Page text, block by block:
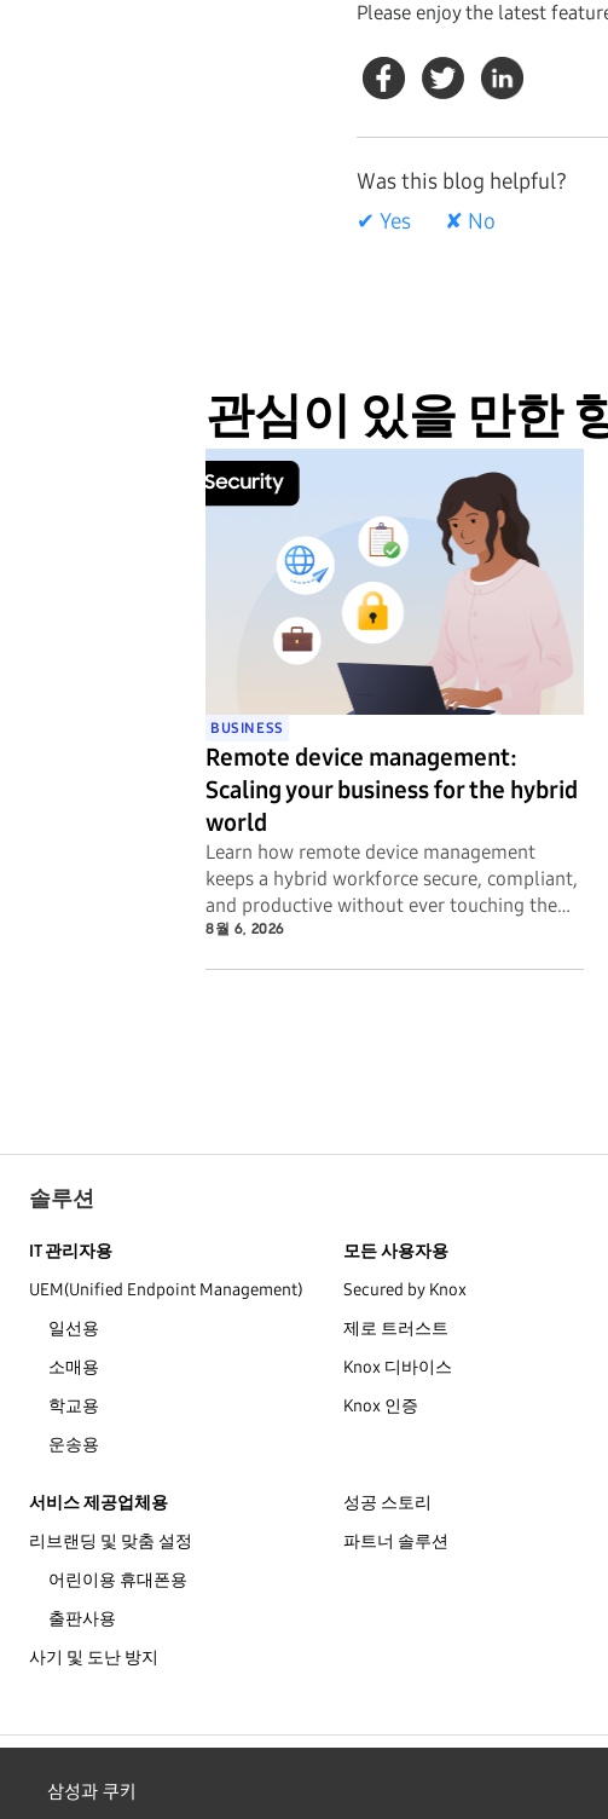
Please enjoy the latest
Was this blog helpful?
✔ Yes
✘ No
관심이 있을 만한
BUSINESS
Remote device management:
Scaling your business for the hybrid
world
Learn how remote device management
keeps a hybrid workforce secure, compliant,
and productive without ever touching the
hardware.
8월 6, 2026
솔루션
IT 관리자용
UEM(Unified Endpoint Management)
일선용
소매용
학교용
운송용
서비스 제공업체용
리브랜딩 및 맞춤 설정
어린이용 휴대폰용
출판사용
사기 및 도난 방지
모든 사용자용
Secured by Knox
제로 트러스트
Knox 디바이스
Knox 인증
성공 스토리
파트너 솔루션
삼성과 쿠키